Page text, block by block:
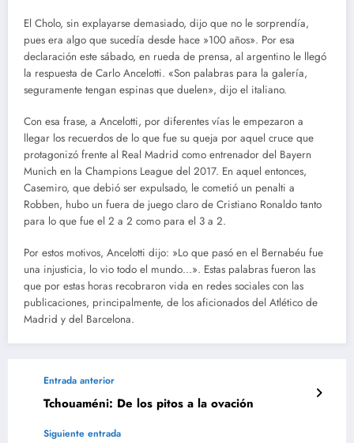
El Cholo, sin explayarse demasiado, dijo que no le sorprendía,
pues era algo que sucedía desde hace »100 años». Por esa
declaración este sábado, en rueda de prensa, al argentino le llegó
la respuesta de Carlo Ancelotti. «Son palabras para la galería,
seguramente tengan espinas que duelen», dijo el italiano.
Con esa frase, a Ancelotti, por diferentes vías le empezaron a
llegar los recuerdos de lo que fue su queja por aquel cruce que
protagonizó frente al Real Madrid como entrenador del Bayern
Munich en la Champions League del 2017. En aquel entonces,
Casemiro, que debió ser expulsado, le cometió un penalti a
Robben, hubo un fuera de juego claro de Cristiano Ronaldo tanto
para lo que fue el 2 a 2 como para el 3 a 2.
Por estos motivos, Ancelotti dijo: »Lo que pasó en el Bernabéu fue
una injusticia, lo vio todo el mundo…». Estas palabras fueron las
que por estas horas recobraron vida en redes sociales con las
publicaciones, principalmente, de los aficionados del Atlético de
Madrid y del Barcelona.
Entrada anterior
Tchouaméni: De los pitos a la ovación
Siguiente entrada